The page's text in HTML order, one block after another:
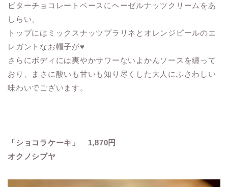
ビターチョコレートベースにヘーゼルナッツクリームをあ
しらい、
トップにはミックスナッツプラリネとオレンジピールのエ
レガントなお帽子が♥
さらにボディには爽やかサワーないよかんソースを纏って
おり、まさに酸いも甘いも知り尽くした大人にふさわしい
味わいでございます。
「ショコラケーキ」 1,870円
オクノシブヤ